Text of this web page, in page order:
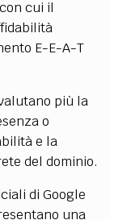
cui il
E-E-A-T
più la
o
e la
del dominio.
di Google
una